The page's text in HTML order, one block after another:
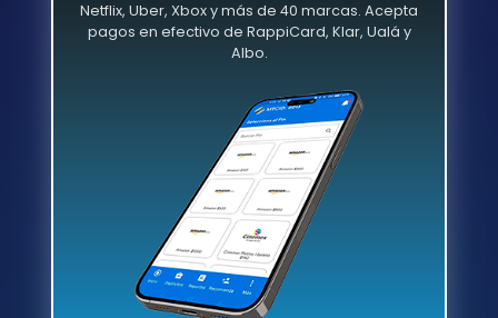
Netflix, Uber, Xbox y más de 40 marcas. Acepta
pagos en efectivo de RappiCard, Klar, Ualá y
Albo.